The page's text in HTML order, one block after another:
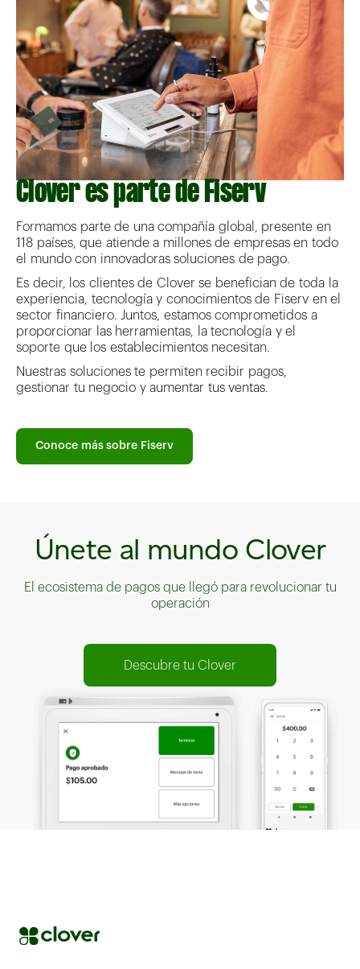
Clover es parte de Fiserv
Formamos parte de una compañía global, presente en
118 países, que atiende a millones de empresas en todo
el mundo con innovadoras soluciones de pago.
Es decir, los clientes de Clover se benefician de toda la
experiencia, tecnología y conocimientos de Fiserv en el
sector financiero. Juntos, estamos comprometidos a
proporcionar las herramientas, la tecnología y el
soporte que los establecimientos necesitan.
Nuestras soluciones te permiten recibir pagos,
gestionar tu negocio y aumentar tus ventas.
Conoce más sobre Fiserv
Únete al mundo Clover
El ecosistema de pagos que llegó para revolucionar tu
operación
Descubre tu Clover